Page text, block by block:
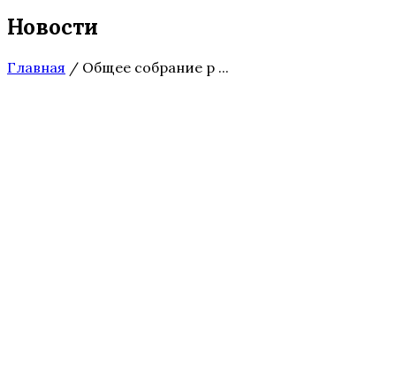
Новости
Главная / Общее собрание р ...